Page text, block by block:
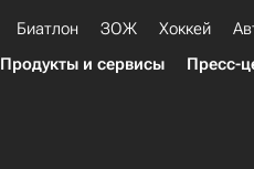
Биатлон ЗОЖ Хоккей
Продукты и сервисы Пресс-